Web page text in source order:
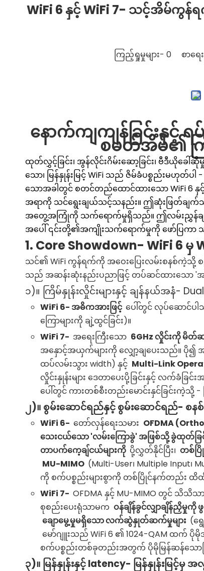
WiFi 6 နှင့် WiFi 7- သင့်အိမ်
ကြည့်ရှုမှုများ- 0 စာရေ
နောက်ကျကျန်ခြင်းနှင့်
စမတ်အိမ်၏ ကြို
ထုတ်လွှင့်ခြင်း၊ အွန်လိုင်းဂိမ်းဆော့ခြင်း၊ ဗီဒီယိုခေ
သော၊ မြန်နှုန်းမြင့် WiFi သည် ဇိမ်ခံပစ္စည်းမဟု
သောအခါတွင် စတင်တည်ထောင်ထားသော WiFi 6 နှ
အရာကို သင်ရွေးချယ်သင့်သနည်း။ ဤဆုံးဖြတ်ချက်
အတွေ့အကြုံကို သက်ရောက်မှုရှိသည်။ ဤလမ်းညွှန်ချက်သ
အပေါ် ၎င်းတို့၏အကျိုးသက်ရောက်မှုကို ဖော်ပြက
1. Core Showdown- WiFi 6
သင်၏ WiFi ကွန်ရက်ကို အဝေးပြေးလမ်းစနစ်ကဲ့သို့ စ
သည် အဆန်းဆုံးနည်းပညာဖြင့် တပ်ဆင်ထားသော 'အ
၁)။ ကြိမ်နှုန်းလှိုင်းများနှင့် ချန်နယ်အနံ-
WiFi 6- အဓိကအားဖြင့် ပေါ်တွင် လုပ်ဆောင်ပ
ကြောများကို ချဲ့ထွင်ခြင်း)။
WiFi 7- အရေးကြီးသော 6GHz လှိုင်းကို မိ
အနှောင့်အယှက်များကို လျှော့ချပေးသည်။ ပို၍
ထပ်လမ်းသွား width) နှင့် Multi-Link
လှိုင်းနှုန်းများ ဒေတာပေးပို့ခြင်းနှင့် လက်ခံခြင်
ပေါ်တွင် ကားတစ်စီးတည်းမောင်းနှင်ခြင်းကဲ့
၂)။ စွမ်းဆောင်ရည်နှင့် စွမ်းဆောင်ရည်-
WiFi 6- တော်လှန်ရေးသမား OFDMA
သေးငယ်သော 'လမ်းကြောခွဲ' အဖြစ်သို့ ခွဲထုတ်ခြင်
တာပက်ကေ့ချ်ငယ်များကို ပို့လွှတ်နိုင်ပြီး၊ တစ်ပ
MU-MIMO (Multi-User၊ Multiple Input
ကို စက်ပစ္စည်းများစွာကို တစ်ပြိုင်နက်တည်း
WiFi 7- OFDMA နှင့် MU-MIMO တွင်
စုစည်းပေးရုံသာမက ဝန်ချိန်ခွင်လျှာချိန်ညှိမှုကို
ချောမွေ့မှုမရှိသော လက်ဆွဲနှုတ်ဆက်မှုများ (ရွ
မော်ဂျူးသည် WiFi 6 ၏ 1024-QAM ထက် ပို
စက်ပစ္စည်းတစ်ခုတည်းအတွက် ပိုမိုမြန်ဆန်သော
၃)။ မြန်နှုန်းနှင့် latency- မြန်နှုန်းမြ